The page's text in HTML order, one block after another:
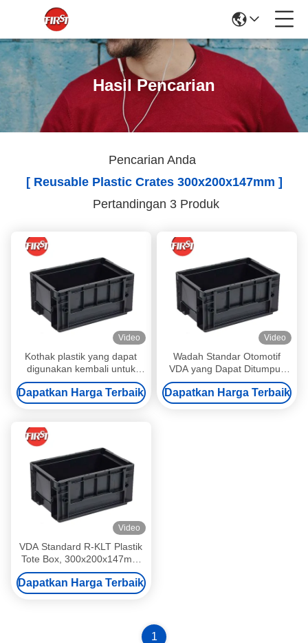
Hasil Pencarian
Pencarian Anda
[ Reusable Plastic Crates 300x200x147mm ]
Pertandingan 3 Produk
Video
Kothak plastik yang dapat
digunakan kembali untuk
suku cadang mobil
300x200x147mm Ukuran
eksternal dapat ditumpuk
Dapatkan Harga Terbaik
Video
Wadah Standar Otomotif
VDA yang Dapat Ditumpuk
PP Dapat Digunakan Kembali
300×200×147mm Untuk
Logistik Otomotif dan Industri
Dapatkan Harga Terbaik
Video
VDA Standard R-KLT Plastik
Tote Box, 300x200x147mm
Kontainer Logistik Otomotif
Biru
Dapatkan Harga Terbaik
1